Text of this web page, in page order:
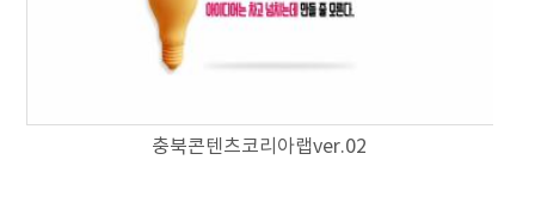
충북콘텐츠코리아랩ver.02